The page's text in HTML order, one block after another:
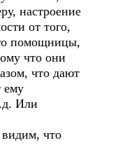
настроение
от того,
помощницы,
что они
что дают
ему
Или
что